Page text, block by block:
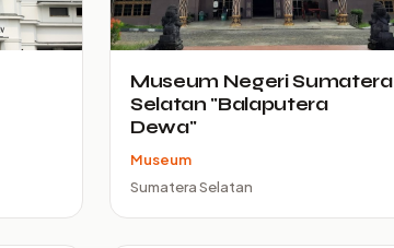
Museum Negeri Sumatera
Selatan "Balaputera
Dewa"
Museum
Sumatera Selatan